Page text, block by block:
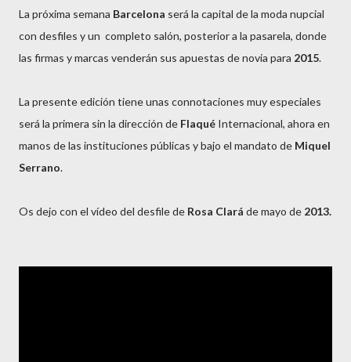
La próxima semana Barcelona será la capital de la moda nupcial
con desfiles y un completo salón, posterior a la pasarela, donde
las firmas y marcas venderán sus apuestas de novia para 2015.
La presente edición tiene unas connotaciones muy especiales
será la primera sin la dirección de Flaqué Internacional, ahora en
manos de las instituciones públicas y bajo el mandato de Miquel
Serrano.
Os dejo con el vídeo del desfile de Rosa Clará de mayo de 2013.